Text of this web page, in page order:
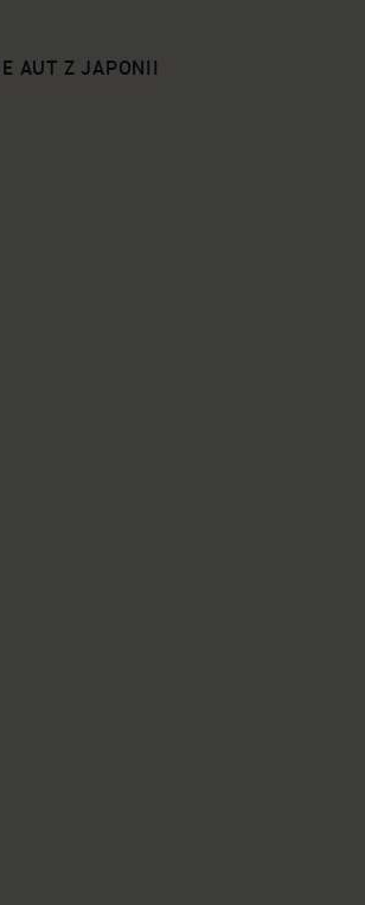
AUT Z JAPONII